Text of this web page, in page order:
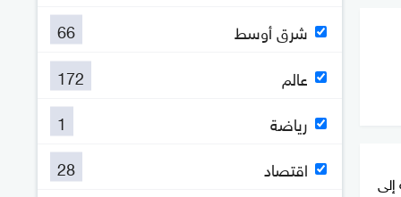
إلى
شرق أوسط
66
عالم
172
رياضة
1
اقتصاد
28